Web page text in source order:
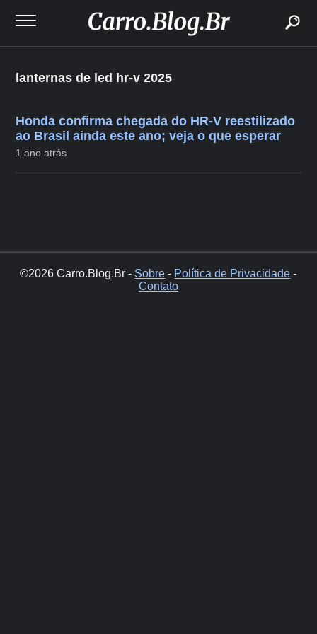
lanternas de led hr-v 2025
Honda confirma chegada do HR-V reestilizado
ao Brasil ainda este ano; veja o que esperar
1 ano atrás
©2026 Carro.Blog.Br - Sobre - Política de Privacidade -
Contato